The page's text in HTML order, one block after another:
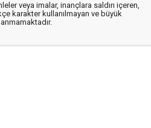
veya imalar, inançlara saldırı içeren,
karakter kullanılmayan ve büyük